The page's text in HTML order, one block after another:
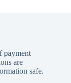
payment
are
safe.